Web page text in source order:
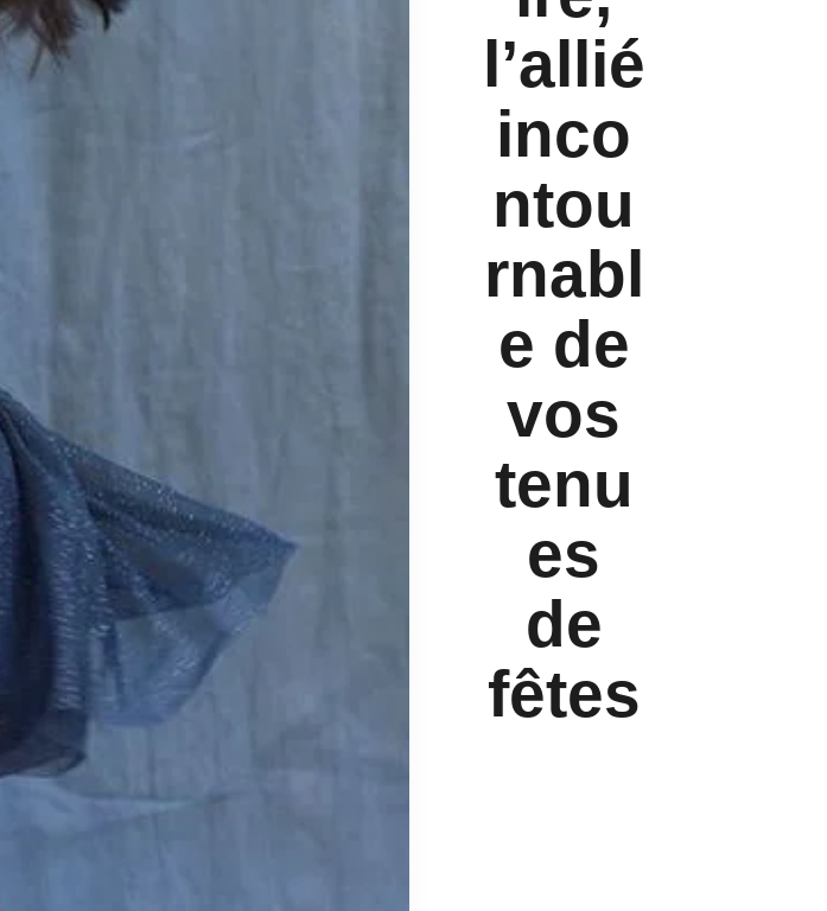
l’allié
inco
ntou
rnabl
e de
vos
tenu
es
de
fêtes